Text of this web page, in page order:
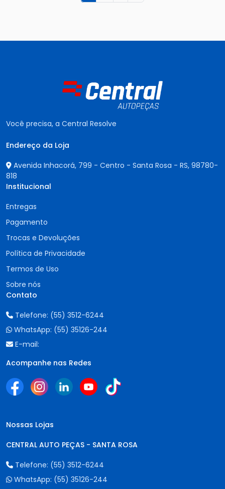
Você precisa, a Central Resolve
Endereço da Loja
Avenida Inhacorá, 799 - Centro - Santa Rosa - RS, 98780-
818
Institucional
Entregas
Pagamento
Trocas e Devoluções
Política de Privacidade
Termos de Uso
Sobre nós
Contato
Telefone: (55) 3512-6244
WhatsApp: (55) 35126-244
E-mail:
Acompanhe nas Redes
Nossas Lojas
CENTRAL AUTO PEÇAS - SANTA ROSA
Telefone: (55) 3512-6244
WhatsApp: (55) 35126-244